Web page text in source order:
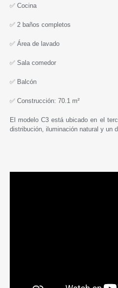
✅ Cocina
✅ 2 baños completos
✅ Área de lavado
✅ Sala comedor
✅ Balcón
✅ Construcción: 70.1 m²
El modelo C3 está ubicado en el
distribución, iluminación natural y un